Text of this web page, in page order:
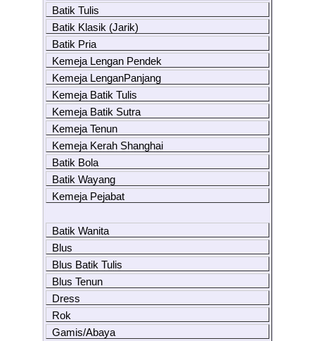
Batik Tulis
Batik Klasik (Jarik)
Batik Pria
Kemeja Lengan Pendek
Kemeja LenganPanjang
Kemeja Batik Tulis
Kemeja Batik Sutra
Kemeja Tenun
Kemeja Kerah Shanghai
Batik Bola
Batik Wayang
Kemeja Pejabat
Batik Wanita
Blus
Blus Batik Tulis
Blus Tenun
Dress
Rok
Gamis/Abaya